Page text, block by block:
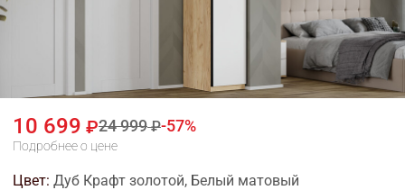
10 699 24 999 57
Подробнее о цене
Цвет: Дуб Крафт золотой, Белый матовый